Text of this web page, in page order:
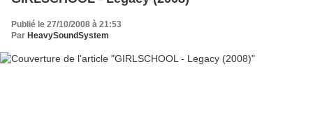
Publié le 27/10/2008 à 21:53
Par HeavySoundSystem